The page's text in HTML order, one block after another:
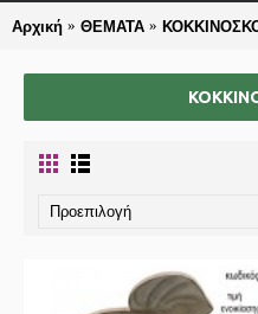
Αρχική ΘΕΜΑΤΑ